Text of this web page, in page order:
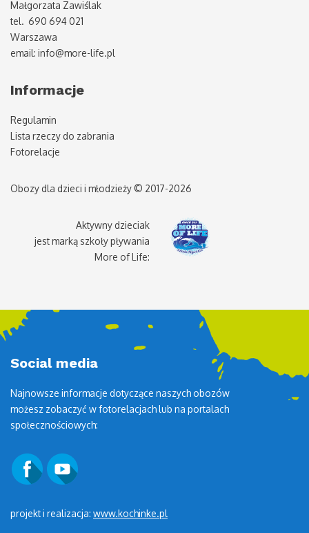
Małgorzata Zawiślak
tel. 690 694 021
Warszawa
email: info@more-life.pl
Informacje
Regulamin
Lista rzeczy do zabrania
Fotorelacje
Obozy dla dzieci i młodzieży © 2017-2026
Aktywny dzieciak
jest marką szkoły pływania
More of Life:
Social media
Najnowsze informacje dotyczące naszych obozów
możesz zobaczyć w fotorelacjach lub na portalach
społecznościowych:
projekt i realizacja: www.kochinke.pl